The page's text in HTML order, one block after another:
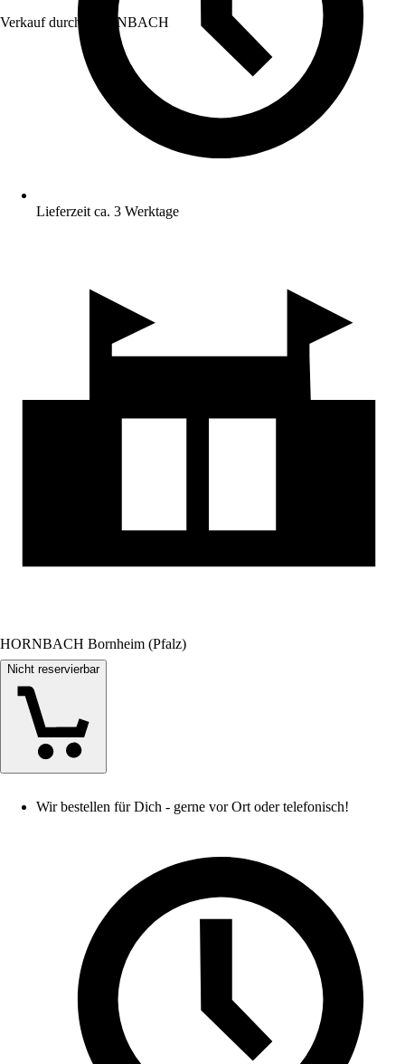
Verkauf durch: HORNBACH
Lieferzeit ca. 3 Werktage
HORNBACH Bornheim (Pfalz)
Nicht reservierbar
Wir bestellen für Dich - gerne vor Ort oder telefonisch!